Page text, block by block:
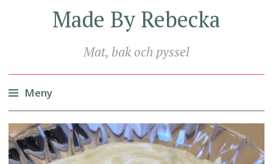
Made By Rebecka
Mat, bak och pyssel
Meny
Hoppa
till
innehåll